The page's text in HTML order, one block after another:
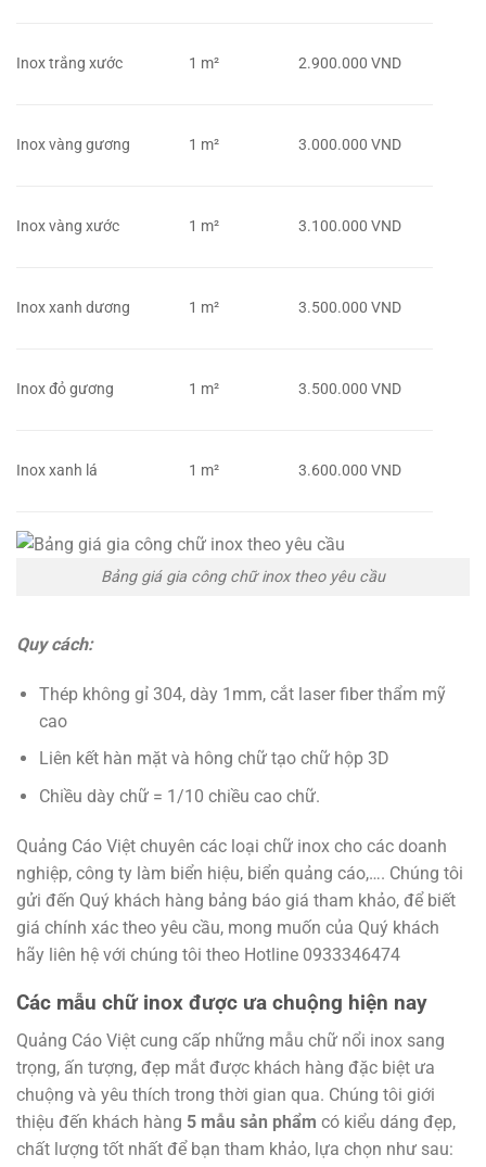
Inox trắng xước 1 m² 2.900.000 VND
Inox vàng gương 1 m² 3.000.000 VND
Inox vàng xước 1 m² 3.100.000 VND
Inox xanh dương 1 m² 3.500.000 VND
Inox đỏ gương 1 m² 3.500.000 VND
Inox xanh lá 1 m² 3.600.000 VND
Bảng giá gia công chữ inox theo yêu cầu
Quy cách:
Thép không gỉ 304, dày 1mm, cắt laser fiber thẩm mỹ
cao
Liên kết hàn mặt và hông chữ tạo chữ hộp 3D
Chiều dày chữ = 1/10 chiều cao chữ.
Quảng Cáo Việt chuyên các loại chữ inox cho các doanh
nghiệp, công ty làm biển hiệu, biển quảng cáo,…. Chúng tôi
gửi đến Quý khách hàng bảng báo giá tham khảo, để biết
giá chính xác theo yêu cầu, mong muốn của Quý khách
hãy liên hệ với chúng tôi theo Hotline 0933346474
Các mẫu chữ inox được ưa chuộng hiện nay
Quảng Cáo Việt cung cấp những mẫu chữ nổi inox sang
trọng, ấn tượng, đẹp mắt được khách hàng đặc biệt ưa
chuộng và yêu thích trong thời gian qua. Chúng tôi giới
thiệu đến khách hàng 5 mẫu sản phẩm có kiểu dáng đẹp,
chất lượng tốt nhất để bạn tham khảo, lựa chọn như sau: